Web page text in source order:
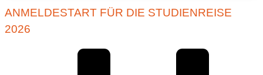
ANMELDESTART FÜR DIE STUDIENREISE
2026